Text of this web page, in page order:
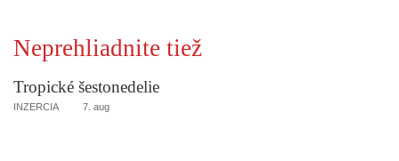
Neprehliadnite tiež
Tropické šestonedelie
INZERCIA 7. aug